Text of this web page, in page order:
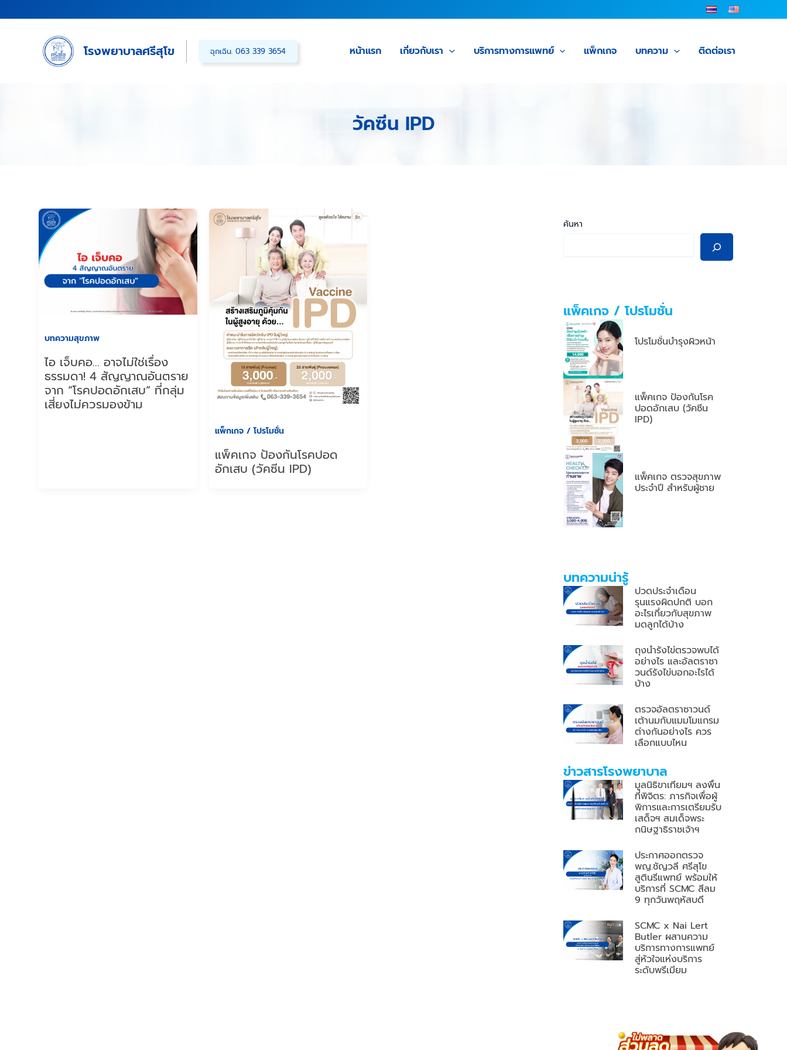
โรงพยาบาลศรีสุโข ฉุกเฉิน. 063 339 3654 หน้าแรก เกี่ยวกับเรา บริการทางการแพทย์ แพ็กเกจ บทความ ติดต่อเรา
วัคซีน IPD
บทความสุขภาพ
ไอ เจ็บคอ… อาจไม่ใช่เรื่อง
ธรรมดา! 4 สัญญาณอันตราย
จาก “โรคปอดอักเสบ” ที่กลุ่ม
เสี่ยงไม่ควรมองข้าม
แพ็กเกจ / โปรโมชั่น
แพ็คเกจ ป้องกันโรคปอด
อักเสบ (วัคซีน IPD)
ค้นหา
แพ็คเกจ / โปรโมชั่น
โปรโมชั่นบำรุงผิวหน้า
แพ็คเกจ ป้องกันโรค
ปอดอักเสบ (วัคซีน
IPD)
แพ็คเกจ ตรวจสุขภาพ
ประจำปี สำหรับผู้ชาย
บทความน่ารู้
ปวดประจำเดือน
รุนแรงผิดปกติ บอก
อะไรเกี่ยวกับสุขภาพ
มดลูกได้บ้าง
ถุงน้ำรังไข่ตรวจพบได้
อย่างไร และอัลตราซา
วนด์รังไข่บอกอะไรได้
บ้าง
ตรวจอัลตราซาวนด์
เต้านมกับแมมโมแกรม
ต่างกันอย่างไร ควร
เลือกแบบไหน
ข่าวสารโรงพยาบาล
มูลนิธิขาเทียมฯ ลงพื้น
ที่พิจิตร: ภารกิจเพื่อผู้
พิการและการเตรียมรับ
เสด็จฯ สมเด็จพระ
กนิษฐาธิราชเจ้าฯ
ประกาศออกตรวจ
พญ.ชัญวลี ศรีสุโข
สูตินรีแพทย์ พร้อมให้
บริการที่ SCMC สีลม
9 ทุกวันพฤหัสบดี
SCMC x Nai Lert
Butler ผสานความ
บริการทางการแพทย์
สู่หัวใจแห่งบริการ
ระดับพรีเมียม